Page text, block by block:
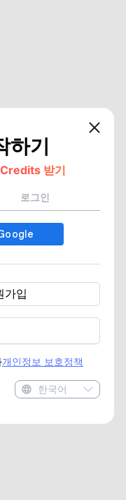
하기
받기
로그인
가입
개인정보 보호정책
한국어